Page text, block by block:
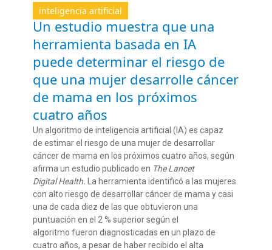
inteligencia artificial
Un estudio muestra que una
herramienta basada en IA
puede determinar el riesgo de
que una mujer desarrolle cáncer
de mama en los próximos
cuatro años
Un algoritmo de inteligencia artificial (IA) es capaz
de estimar el riesgo de una mujer de desarrollar
cáncer de mama en los próximos cuatro años, según
afirma un estudio publicado en The Lancet
Digital Health. La herramienta identificó a las mujeres
con alto riesgo de desarrollar cáncer de mama y casi
una de cada diez de las que obtuvieron una
puntuación en el 2 % superior según el
algoritmo fueron diagnosticadas en un plazo de
cuatro años, a pesar de haber recibido el alta